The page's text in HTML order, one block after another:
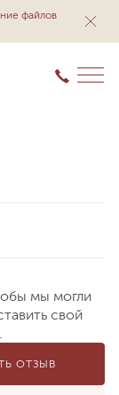
файлов
мы могли
свой
ОТЗЫВ